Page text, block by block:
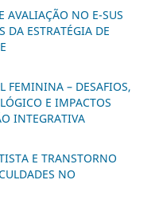
AVALIAÇÃO NO E-SUS
DA ESTRATÉGIA DE
FEMININA – DESAFIOS,
E IMPACTOS
INTEGRATIVA
E TRANSTORNO
NO